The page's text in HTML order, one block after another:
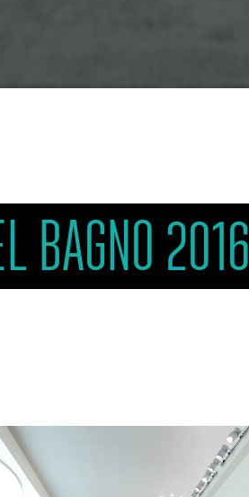
BAGNO 2016